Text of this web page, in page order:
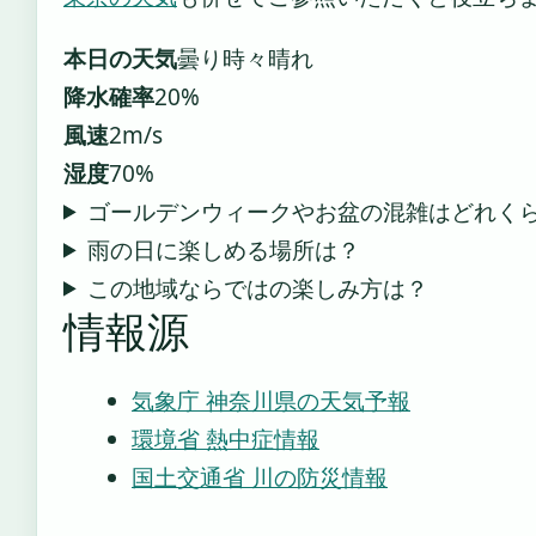
本日の天気曇り時々晴れ
降水確率20%
風速2m/s
湿度70%
ゴールデンウィークやお盆の混雑はどれく
雨の日に楽しめる場所は？
この地域ならではの楽しみ方は？
情報源
気象庁 神奈川県の天気予報
環境省 熱中症情報
国土交通省 川の防災情報